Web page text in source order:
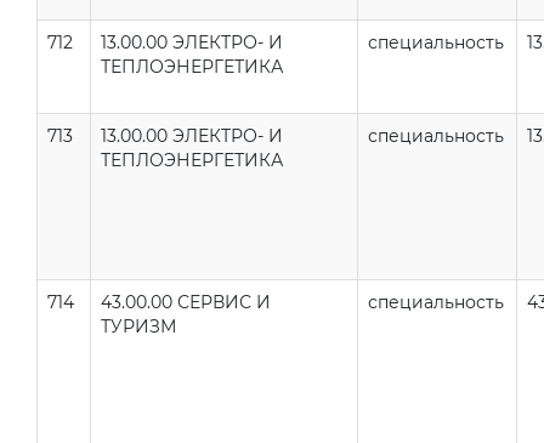
712
13.00.00 ЭЛЕКТРО- И
ТЕПЛОЭНЕРГЕТИКА
специальность
713
13.00.00 ЭЛЕКТРО- И
ТЕПЛОЭНЕРГЕТИКА
специальность
714
43.00.00 СЕРВИС И
ТУРИЗМ
специальность